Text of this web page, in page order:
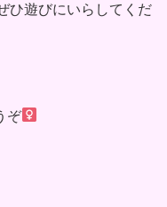
ひ遊びにいらしてくだ
ぞ‍